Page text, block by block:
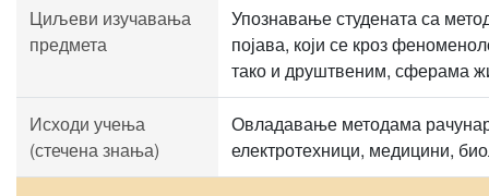
Циљеви изучавања
предмета
Упознавање студената са
појава, који се кроз
тако и друштвеним, сферама
Исходи учења
(стечена знања)
Овладавање методама
електротехници, медицини,